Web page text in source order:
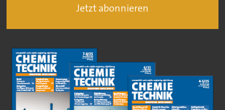
Jetzt abonnieren